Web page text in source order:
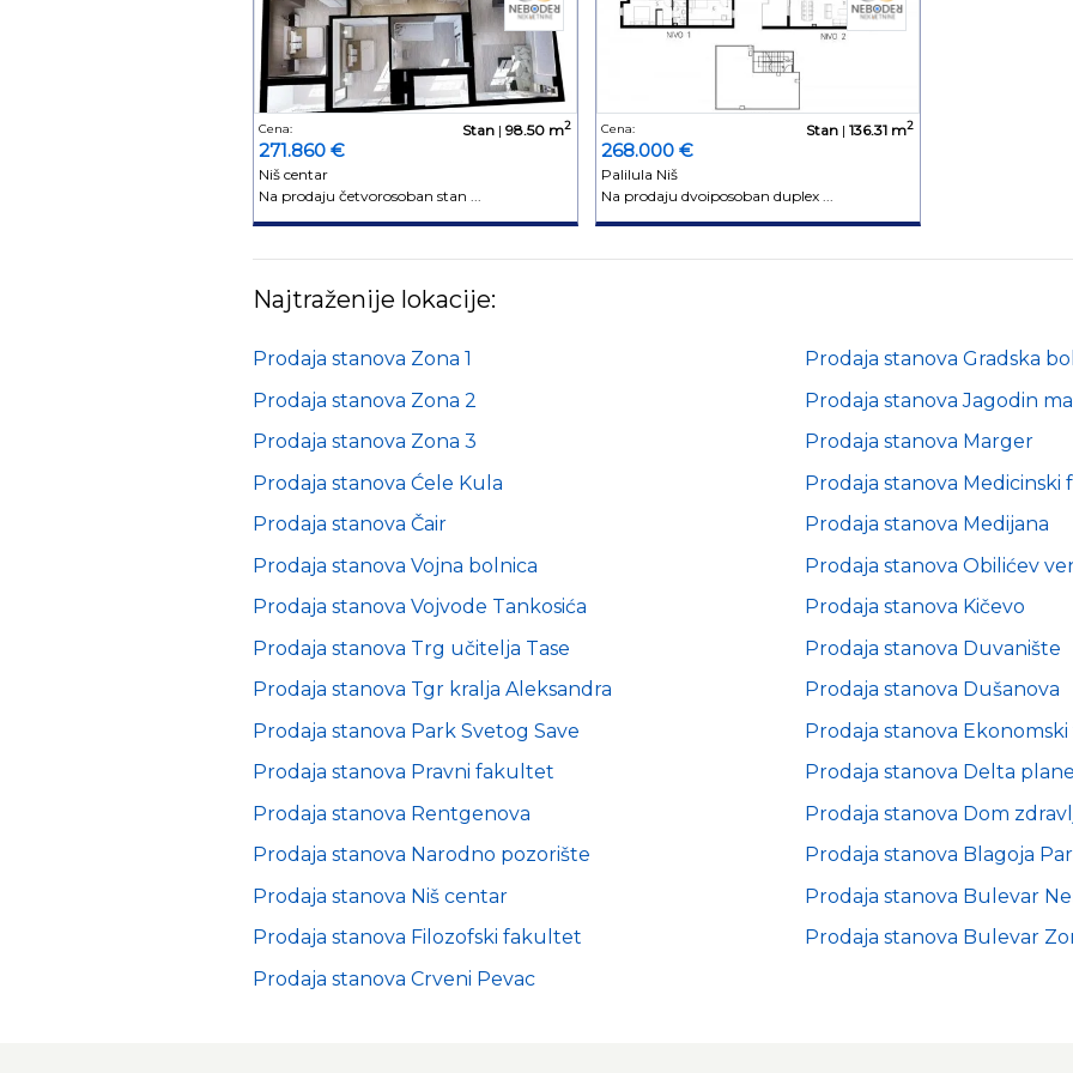
Cena:
271.860 €
Stan |98.50 m2
Niš centar
Na prodaju četvorosoban stan ...
Cena:
268.000 €
Stan |136.31 m2
Palilula Niš
Na prodaju dvoiposoban duplex ...
Najtraženije lokacije:
Prodaja stanova Zona 1
Prodaja stanova Zona 2
Prodaja stanova Zona 3
Prodaja stanova Ćele Kula
Prodaja stanova Čair
Prodaja stanova Vojna bolnica
Prodaja stanova Vojvode Tankosića
Prodaja stanova Trg učitelja Tase
Prodaja stanova Tgr kralja Aleksandra
Prodaja stanova Park Svetog Save
Prodaja stanova Pravni fakultet
Prodaja stanova Rentgenova
Prodaja stanova Narodno pozorište
Prodaja stanova Niš centar
Prodaja stanova Filozofski fakultet
Prodaja stanova Crveni Pevac
Prodaja stanova Gradska
Prodaja stanova Jagodin
Prodaja stanova Marger
Prodaja stanova
Prodaja stanova Medijana
Prodaja stanova Obilićev
Prodaja stanova Kičevo
Prodaja stanova Duvanište
Prodaja stanova Dušanova
Prodaja stanova
Prodaja stanova Delta
Prodaja stanova Dom
Prodaja stanova Blagoja
Prodaja stanova Bulevar
Prodaja stanova Bulevar